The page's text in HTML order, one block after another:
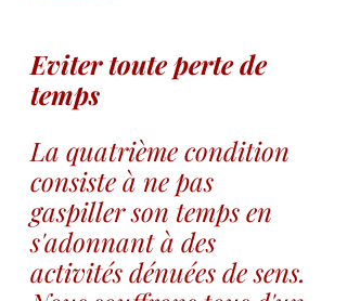
Eviter toute perte de
temps
La quatrième condition
consiste à ne pas
gaspiller son temps en
s'adonnant à des
activités dénuées de sens.